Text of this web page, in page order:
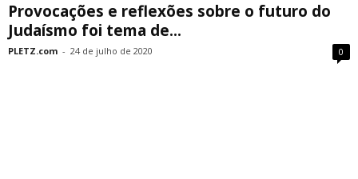
Provocações e reflexões sobre o futuro do
Judaísmo foi tema de...
PLETZ.com - 24 de julho de 2020 0